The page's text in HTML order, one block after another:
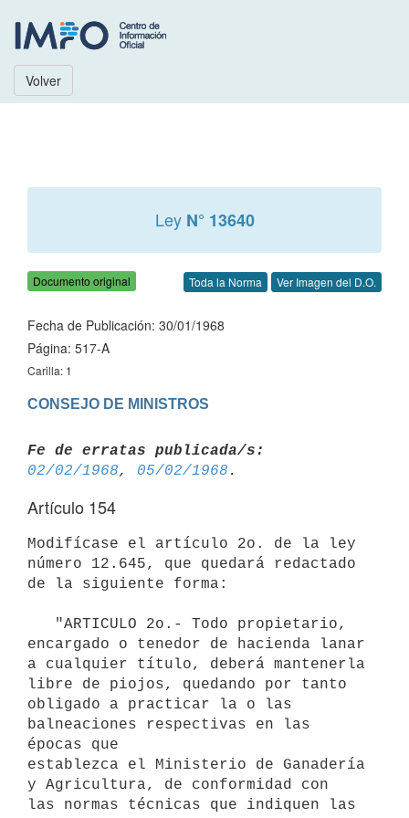
Volver
Ley N° 13640
Documento original Toda la Norma Ver Imagen del D.O.
Fecha de Publicación: 30/01/1968
Página: 517-A
Carilla: 1
CONSEJO DE MINISTROS
Fe de erratas publicada/s:
02/02/1968, 05/02/1968
Artículo 154
Modifícase el artículo 2o. de la ley
número 12.645, que quedará redactado
de la siguiente forma:
encargado o tenedor de hacienda lanar
a cualquier título, deberá mantenerla
libre de piojos, quedando por tanto
obligado a practicar la o las
balneaciones respectivas en las
épocas que
establezca el Ministerio de Ganadería
y Agricultura, de conformidad con
las normas técnicas que indiquen las